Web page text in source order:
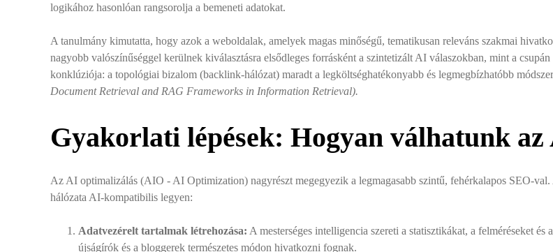
logikához hasonlóan rangsorolja a bemeneti adatokat.
A tanulmány kimutatta, hogy azok a weboldalak, amelyek magas minőségű, tematikusan releváns szakmai
nagyobb valószínűséggel kerülnek kiválasztásra elsődleges forrásként a szintetizált AI válaszokban, mint a
konklúziója: a topológiai bizalom (backlink-hálózat) maradt a legköltséghatékonyabb és legmegbízhatóbb
Document Retrieval and RAG Frameworks in Information Retrieval).
Gyakorlati lépések: Hogyan válhatunk
Az AI optimalizálás (AIO - AI Optimization) nagyrészt megegyezik a legmagasabb szintű, fehérkalapos SEO-
hálózata AI-kompatibilis legyen:
Adatvezérelt tartalmak létrehozása: A mesterséges intelligencia szereti a statisztikákat, a felméréseket
újságírók és a bloggerek természetes módon hivatkozni fognak.